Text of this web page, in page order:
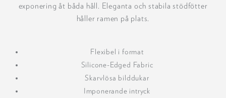
exponering åt båda håll. Eleganta och stabila stödfötter
håller ramen på plats.
Flexibel i format
Silicone-Edged Fabric
Skarvlösa bilddukar
Imponerande intryck